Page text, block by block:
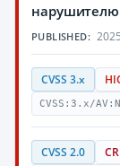
PUBLISHED:
CVSS 3.x
CVSS:3.x/
CVSS 2.0